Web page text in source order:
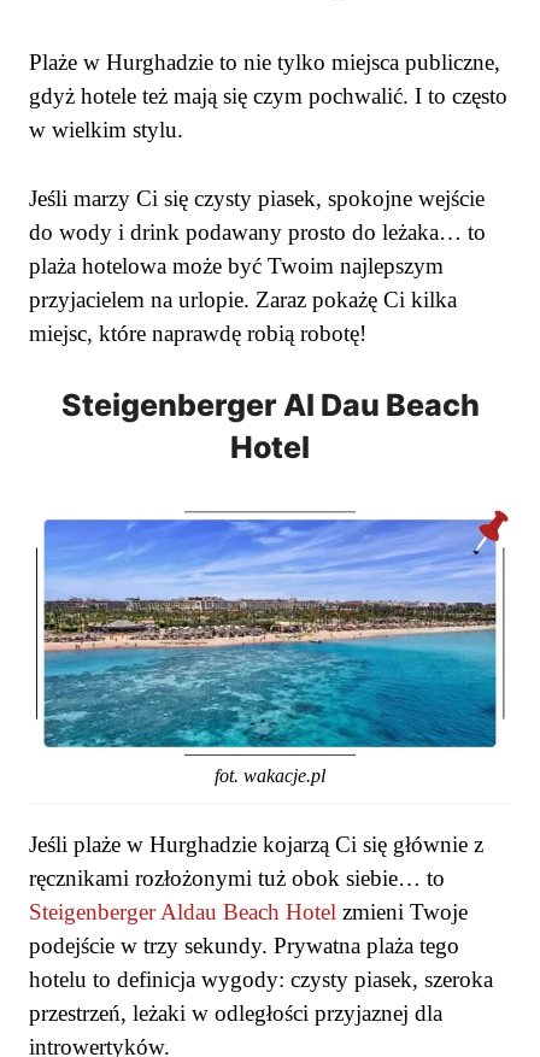
Plaże w Hurghadzie to nie tylko miejsca publiczne,
gdyż hotele też mają się czym pochwalić. I to często
w wielkim stylu.
Jeśli marzy Ci się czysty piasek, spokojne wejście
do wody i drink podawany prosto do leżaka… to
plaża hotelowa może być Twoim najlepszym
przyjacielem na urlopie. Zaraz pokażę Ci kilka
miejsc, które naprawdę robią robotę!
Steigenberger Al Dau Beach
Hotel
fot. wakacje.pl
Jeśli plaże w Hurghadzie kojarzą Ci się głównie z
ręcznikami rozłożonymi tuż obok siebie… to
Steigenberger Aldau Beach Hotel zmieni Twoje
podejście w trzy sekundy. Prywatna plaża tego
hotelu to definicja wygody: czysty piasek, szeroka
przestrzeń, leżaki w odległości przyjaznej dla
introwertyków.